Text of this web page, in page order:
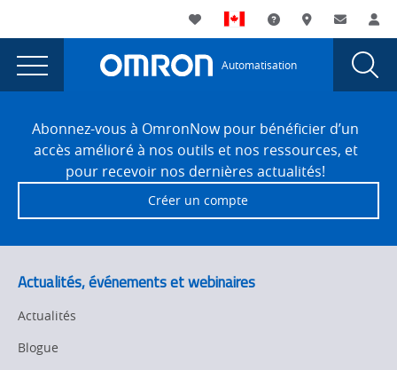
currently
viewing
the
marquage
direct
pièces
pour
traçabilité
page.
Utility
Navigation
My List AssistanceOù acheter
Main
Navigation
Automatisation
Utilisation
marquage
direct
des
pièces
pour
la
traçabilité
FooterAbonnez-vous à OmronNow pour bénéficier d’un
accès amélioré à nos outils et nos ressources, et
pour recevoir nos dernières actualités!
Créer un compte
Actualités, événements et webinaires
Actualités
Blogue